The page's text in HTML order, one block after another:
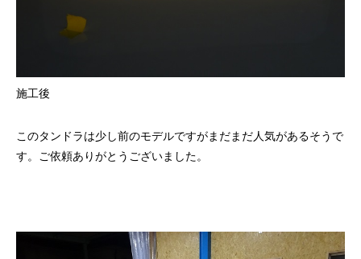
施工後
このタンドラは少し前のモデルですがまだまだ人気があるそうで
す。ご依頼ありがとうございました。